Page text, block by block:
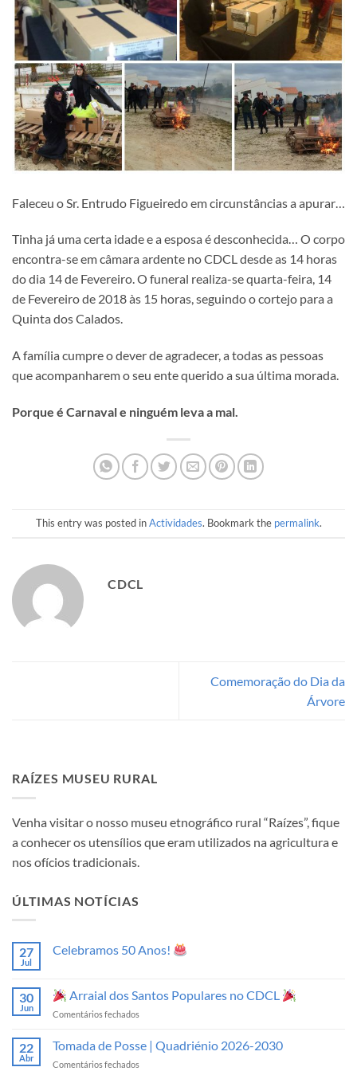
Faleceu o Sr. Entrudo Figueiredo em circunstâncias a apurar…
Tinha já uma certa idade e a esposa é desconhecida… O corpo
encontra-se em câmara ardente no CDCL desde as 14 horas
do dia 14 de Fevereiro. O funeral realiza-se quarta-feira, 14
de Fevereiro de 2018 às 15 horas, seguindo o cortejo para a
Quinta dos Calados.
A família cumpre o dever de agradecer, a todas as pessoas
que acompanharem o seu ente querido a sua última morada.
Porque é Carnaval e ninguém leva a mal.
This entry was posted inActividades. Bookmark the permalink.
CDCL
Comemoração do Dia da
Árvore
RAÍZES MUSEU RURAL
Venha visitar o nosso museu etnográfico rural “Raízes”, fique
a conhecer os utensílios que eram utilizados na agricultura e
nos ofícios tradicionais.
ÚLTIMAS NOTÍCIAS
27
Jul
Celebramos 50 Anos!
Celebramos
Anos!
30
Jun
Arraial dos Santos Populares no CDCL
Comentários fechados
Arraial
dos
Santos
22
Abr
Tomada de Posse | Quadriénio 2026-2030
Comentários fechados